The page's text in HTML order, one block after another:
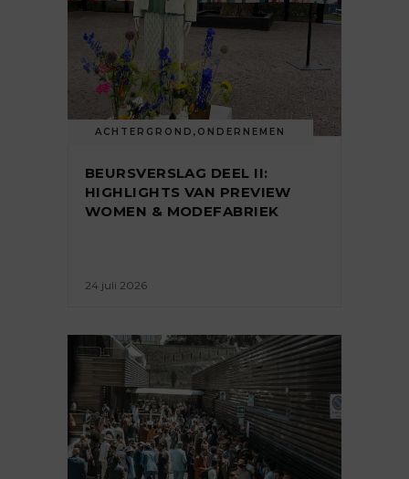
ACHTERGROND , ONDERNEMEN
BEURSVERSLAG DEEL II:
HIGHLIGHTS VAN PREVIEW
WOMEN & MODEFABRIEK
24 juli 2026